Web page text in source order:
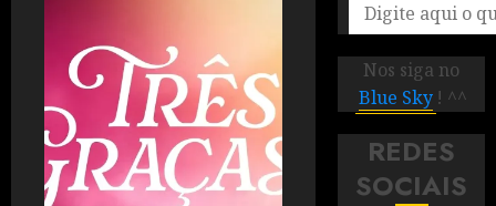
Nos siga no
Blue Sky ! ^^
REDES
SOCIAIS